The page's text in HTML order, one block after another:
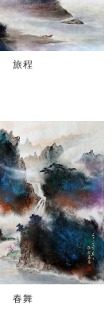
旅程
春舞